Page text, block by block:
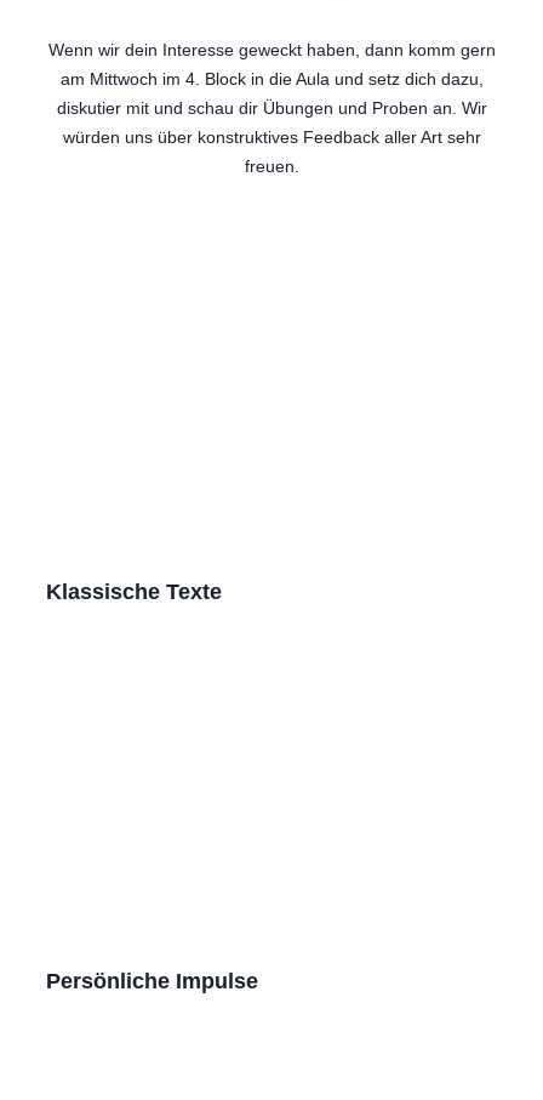
Wenn wir dein Interesse geweckt haben, dann komm gern
am Mittwoch im 4. Block in die Aula und setz dich dazu,
diskutier mit und schau dir Übungen und Proben an. Wir
würden uns über konstruktives Feedback aller Art sehr
freuen.
Klassische Texte
Persönliche Impulse